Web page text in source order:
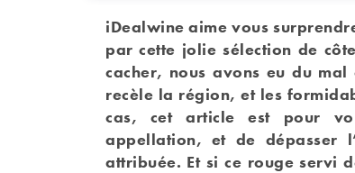
iDealwine aime vous
par cette jolie sélection de
cacher, nous avons eu du
recèle la région, et les
cas, cet article est pour
appellation, et de dépasser
attribuée. Et si ce rouge servi